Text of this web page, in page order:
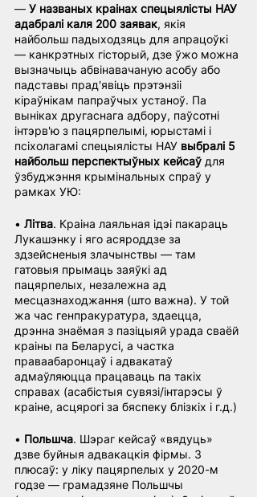
— У названых краінах спецыялісты НАУ
адабралі каля 200 заявак, якія
найбольш падыходзяць для апрацоўкі
— канкрэтных гісторый, дзе ўжо можна
вызначыць абвінавачаную асобу або
падставы прад'явіць прэтэнзіі
кіраўнікам папраўчых устаноў. Па
выніках другаснага адбору, паўсотні
інтэрв'ю з пацярпелымі, юрыстамі і
псіхолагамі спецыялісты НАУ выбралі 5
найбольш перспектыўных кейсаў для
ўзбуджэння крымінальных спраў у
рамках УЮ:
• Літва. Краіна лаяльная ідэі пакараць
Лукашэнку і яго асяроддзе за
здзейсненыя злачынствы — там
гатовыя прымаць заяўкі ад
пацярпелых, незалежна ад
месцазнаходжання (што важна). У той
жа час генпракуратура, здаецца,
дрэнна знаёмая з пазіцыяй урада сваёй
краіны па Беларусі, а частка
праваабаронцаў і адвакатаў
адмаўляюцца працаваць па такіх
справах (асабістыя сувязі/інтарэсы ў
краіне, асцярогі за бяспеку блізкіх і г.д.)
• Польшча. Шэраг кейсаў «вядуць»
дзве буйныя адвакацкія фірмы. З
плюсаў: у ліку пацярпелых у 2020-м
годзе — грамадзяне Польшчы